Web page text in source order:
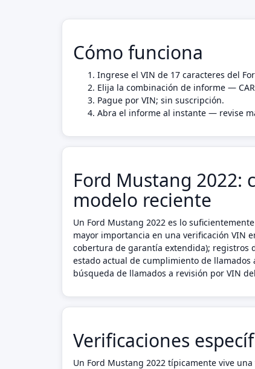
Cómo funciona
Ingrese el VIN de 17 caracteres del
Elija la combinación de informe —
Pague por VIN; sin suscripción.
Abra el informe al instante — revise
Ford Mustang 2022:
modelo reciente
Un Ford Mustang 2022 es lo
mayor importancia en una verificación VIN
cobertura de garantía extendida); registros
estado actual de cumplimiento de llamados
búsqueda de llamados a revisión por VIN
Verificaciones
Un Ford Mustang 2022 típicamente vive